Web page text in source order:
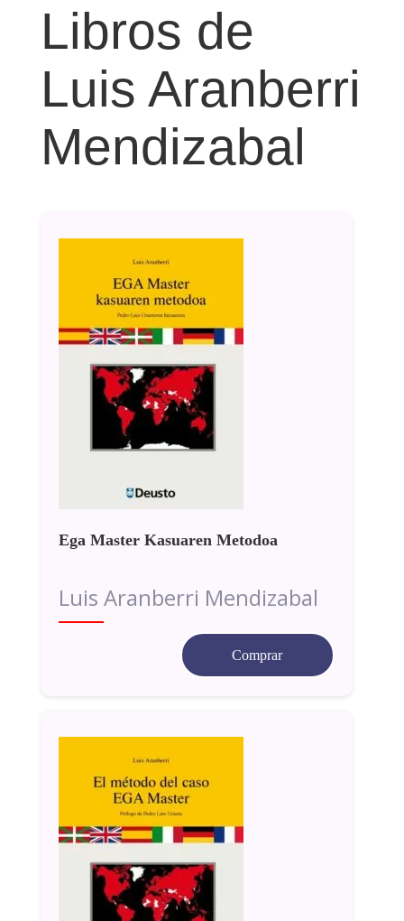
Libros de
Luis Aranberri
Mendizabal
Ega Master Kasuaren Metodoa
Luis Aranberri Mendizabal
Comprar